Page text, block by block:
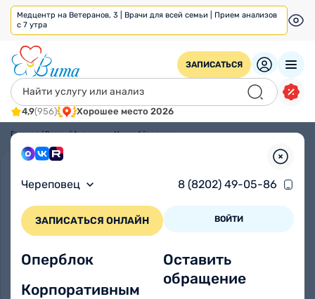
Медцентр на Ветеранов, 3 | Врачи для всей семьи | Прием анализов
с 7 утра
ЗАПИСАТЬСЯ
4,9(956) Хорошее место 2026
Череповец 8 (8202) 49-05-86
ЗАПИСАТЬСЯ ОНЛАЙН ВОЙТИ
Оперблок
Корпоративным
Оставить
обращение
Главная/Врачи/Амвросова Мария Айваровна